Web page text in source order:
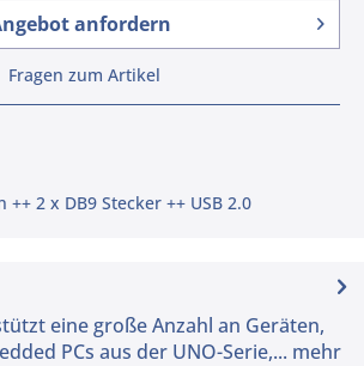
anfordern
Fragen zum Artikel
++ 2 x DB9 Stecker ++ USB 2.0
eine große Anzahl an Geräten,
PCs aus der UNO-Serie,... mehr